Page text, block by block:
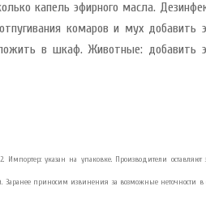
капель эфирного масла.
комаров и мух добавить
в шкаф. Животные: добавить
указан на упаковке. Производители оставляют
приносим извинения за возможные неточности в